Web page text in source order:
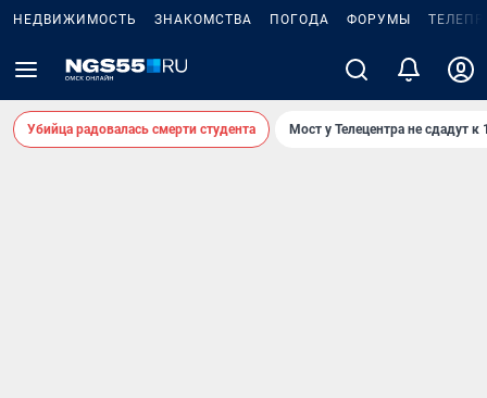
НЕДВИЖИМОСТЬ ЗНАКОМСТВА ПОГОДА ФОРУМЫ
Убийца радовалась смерти студента Мост у Телецентра не сдадут к